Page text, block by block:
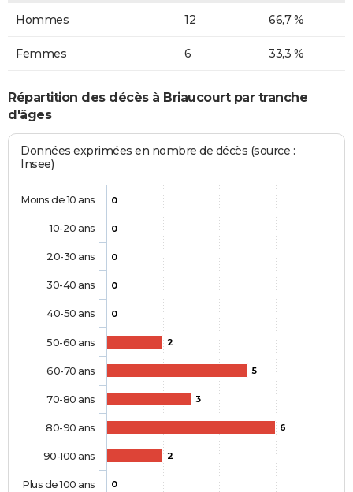
Hommes 12 66,7 %
Femmes 6 33,3 %
Répartition des décès à Briaucourt par tranche
d'âges
Données exprimées en nombre de décès (source :
Insee)
0
0
0
0
0
2
5
3
6
2
0
Moins de 10 ans
10-20 ans
20-30 ans
30-40 ans
40-50 ans
50-60 ans
60-70 ans
70-80 ans
80-90 ans
90-100 ans
Plus de 100 ans